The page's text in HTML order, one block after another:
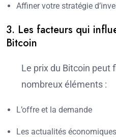
Affiner votre stratégie
3. Les facteurs qui
Bitcoin
Le prix du Bitcoin peut
nombreux éléments :
L’offre et la demande
Les actualités